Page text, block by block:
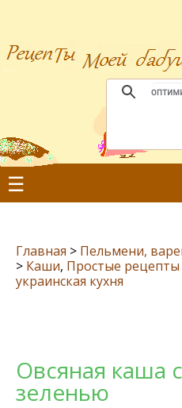
☰
Главная > Пельмени,
> Каши, Простые
украинская кухня
Овсяная каша
зеленью